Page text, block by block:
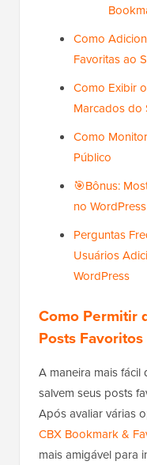
Como
Favoritas ao
Como Exibir
Marcados do
Como
Público
🎯Bônus:
no WordPress
Perguntas
Usuários
WordPress
Como Permitir
Posts
A maneira mais
salvem seus posts
Após avaliar várias
CBX Bookmark &
mais amigável para